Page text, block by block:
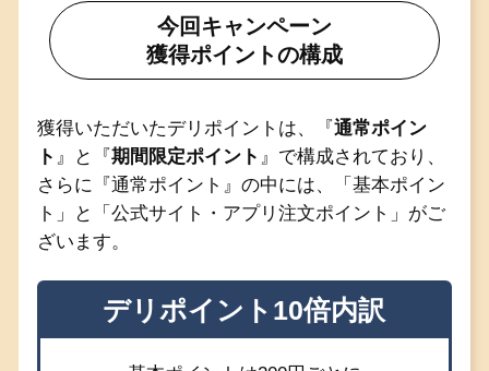
今回キャンペーン
獲得ポイントの構成
獲得いただいたデリポイントは、『通常ポイン
ト 』と『期間限定ポイント 』で構成されており、
さらに『通常ポイント』の中には、「基本ポイン
ト」と「公式サイト・アプリ注文ポイント」がご
ざいます。
デリポイント10倍内訳